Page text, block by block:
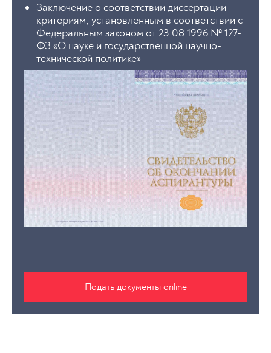
Заключение о соответствии диссертации
критериям, установленным в соответствии с
Федеральным законом от 23.08.1996 № 127-
ФЗ «О науке и государственной научно-
технической политике»
Подать документы online